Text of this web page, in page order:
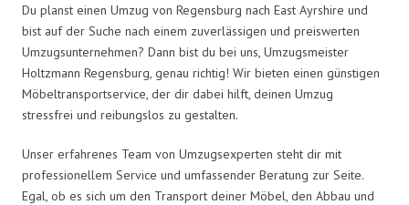
Du planst einen Umzug von Regensburg nach East Ayrshire und
bist auf der Suche nach einem zuverlässigen und preiswerten
Umzugsunternehmen? Dann bist du bei uns, Umzugsmeister
Holtzmann Regensburg, genau richtig! Wir bieten einen günstigen
Möbeltransportservice, der dir dabei hilft, deinen Umzug
stressfrei und reibungslos zu gestalten.
Unser erfahrenes Team von Umzugsexperten steht dir mit
professionellem Service und umfassender Beratung zur Seite.
Egal, ob es sich um den Transport deiner Möbel, den Abbau und